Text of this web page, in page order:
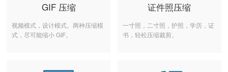
GIF 压缩
视频模式，设计模式。两种压缩模
式，尽可能缩小 GIF。
证件照压缩
一寸照，二寸照，护照，学历，证
书，轻松压缩裁剪。